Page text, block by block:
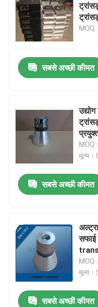
MOQ
सबसे अच्छी कीमत
MOQ
मूल्य：
सबसे अच्छी कीमत
सफाई
MOQ
मूल्य
सबसे अच्छी कीमत